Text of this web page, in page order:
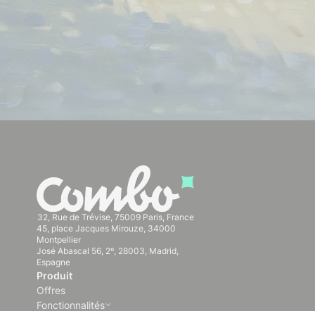
32, Rue de Trévise, 75009 Paris, France
45, place Jacques Mirouze, 34000
Montpellier
José Abascal 56, 2º, 28003, Madrid,
Espagne
Produit
Offres
Fonctionnalités